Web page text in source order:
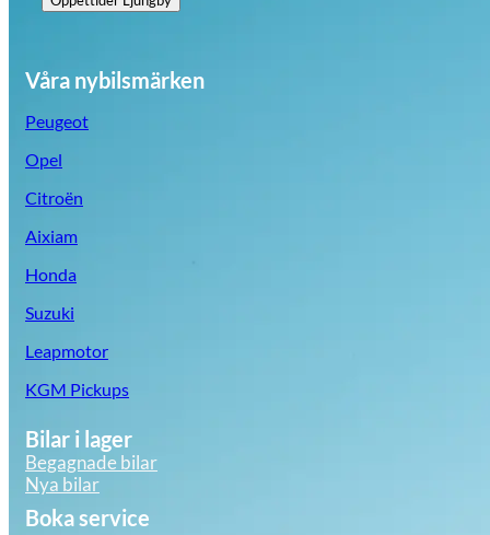
Våra nybilsmärken
Peugeot
Opel
Citroën
Aixiam
Honda
Suzuki
Leapmotor
KGM Pickups
Bilar i lager
Begagnade bilar
Nya bilar
Boka service